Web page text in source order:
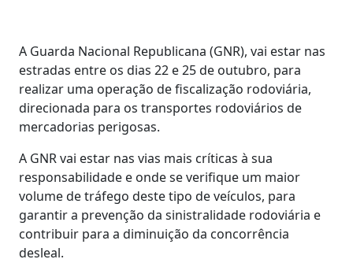
A Guarda Nacional Republicana (GNR), vai estar nas
estradas entre os dias 22 e 25 de outubro, para
realizar uma operação de fiscalização rodoviária,
direcionada para os transportes rodoviários de
mercadorias perigosas.
A GNR vai estar nas vias mais críticas à sua
responsabilidade e onde se verifique um maior
volume de tráfego deste tipo de veículos, para
garantir a prevenção da sinistralidade rodoviária e
contribuir para a diminuição da concorrência
desleal.